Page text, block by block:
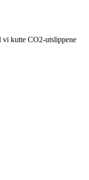
vi kutte CO2-utslippene